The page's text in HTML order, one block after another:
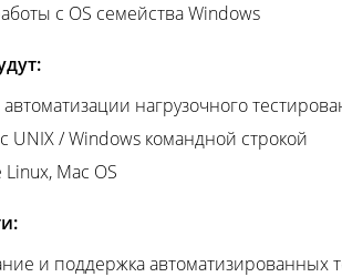
с OS семейства Windows
нагрузочного
UNIX / Windows командной строкой
Mac OS
и поддержка автоматизированных